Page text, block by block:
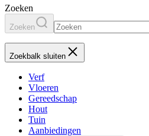
Zoeken
Zoeken
Zoekbalk sluiten
Verf
Vloeren
Gereedschap
Hout
Tuin
Aanbiedingen